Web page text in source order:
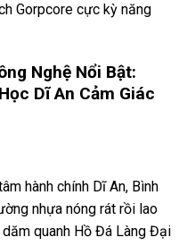
Gorpcore cực kỳ năng
Nghệ Nổi Bật:
Dĩ An Cảm Giác
hành chính Dĩ An, Bình
nhựa nóng rát rồi lao
quanh Hồ Đá Làng Đại